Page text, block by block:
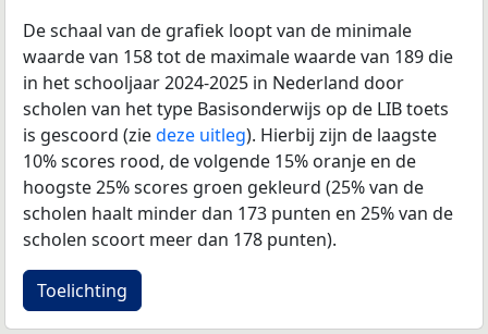
De schaal van de grafiek loopt van de minimale
waarde van 158 tot de maximale waarde van 189 die
in het schooljaar 2024-2025 in Nederland door
scholen van het type Basisonderwijs op de LIB toets
is gescoord (ziedeze uitleg). Hierbij zijn de laagste
10% scores rood, de volgende 15% oranje en de
hoogste 25% scores groen gekleurd (25% van de
scholen haalt minder dan 173 punten en 25% van de
scholen scoort meer dan 178 punten).
Toelichting